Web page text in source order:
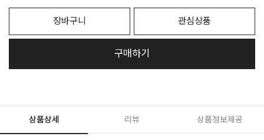
장바구니 관심상품
구매하기
상품상세 리뷰 상품정보제공